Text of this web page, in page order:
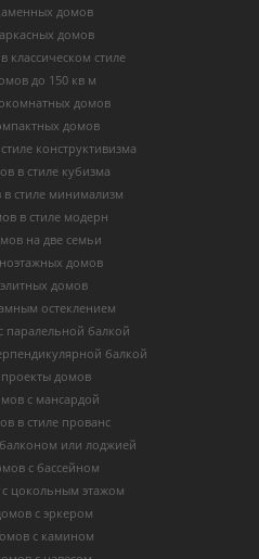
домов
домов
классическом стиле
до 150 кв м
домов
домов
конструктивизма
в стиле кубизма
стиле минимализм
в стиле модерн
на две семьи
домов
домов
остеклением
паралельной балкой
балкой
домов
с мансардой
в стиле прованс
или лоджией
с бассейном
цокольным этажом
с эркером
с камином